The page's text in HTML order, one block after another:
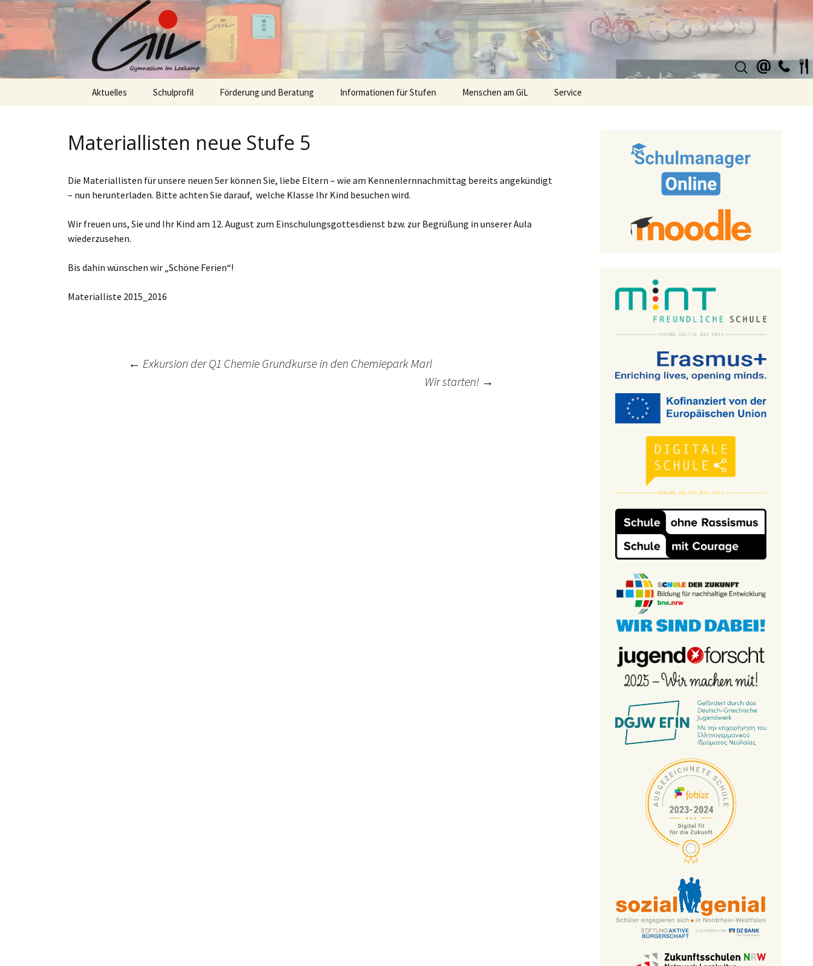
Suchen
nach:
Aktuelles Schulprofil Förderung und Beratung Informationen für Stufen Menschen am GiL Service
Materiallisten neue Stufe 5
Die Materiallisten für unsere neuen 5er können Sie, liebe Eltern – wie am Kennenlernnachmittag bereits angekündigt
– nun herunterladen. Bitte achten Sie darauf, welche Klasse Ihr Kind besuchen wird.
Wir freuen uns, Sie und Ihr Kind am 12. August zum Einschulungsgottesdienst bzw. zur Begrüßung in unserer Aula
wiederzusehen.
Bis dahin wünschen wir „Schöne Ferien“!
Materialliste 2015_2016
← Exkursion der Q1 Chemie Grundkurse in den Chemiepark Marl
Wir starten! →